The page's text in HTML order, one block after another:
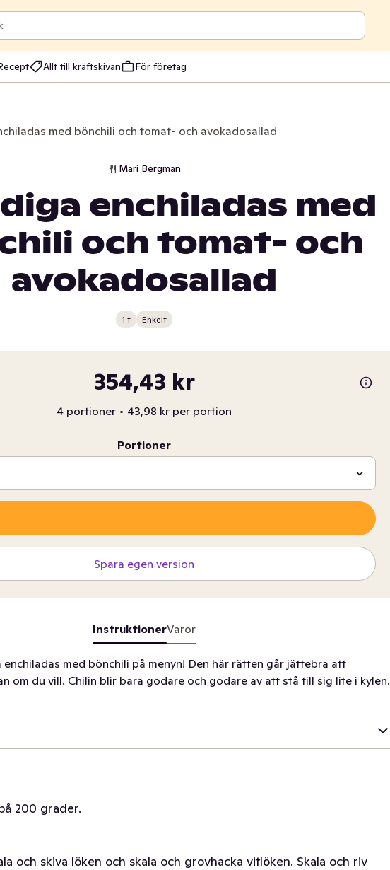
Allt till kräftskivan För företag
med bönchili och tomat- och avokadosallad
Mari Bergman
enchiladas med
och tomat- och
avokadosallad
1 t Enkelt
354,43 kr
4 portioner • 43,98 kr per portion
Portioner
Spara egen version
InstruktionerVaror
med bönchili på menyn! Den här rätten går jättebra att
om du vill. Chilin blir bara godare och godare av att stå till sig lite i kylen.
200 grader.
och skiva löken och skala och grovhacka vitlöken. Skala och riv